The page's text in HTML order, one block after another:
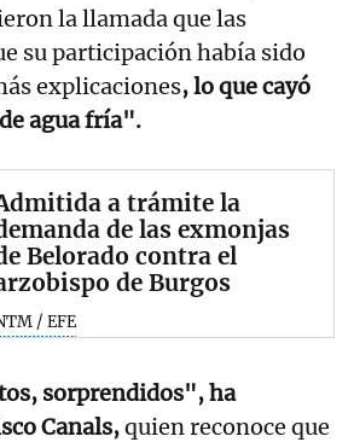
la llamada que las
su participación había sido
explicaciones, lo que cayó
agua fría".
a trámite la
de las exmonjas
Belorado contra el
de Burgos
/ EFE
sorprendidos", ha
Canals,quien reconoce que